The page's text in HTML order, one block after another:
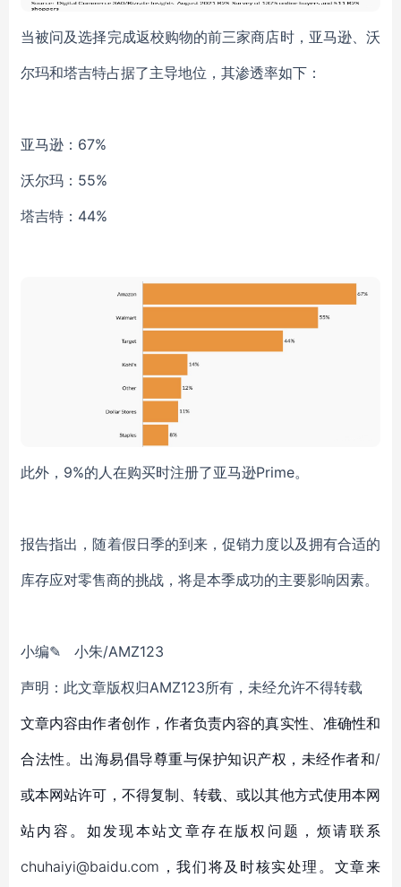
当被问及选择完成返校购物的前三家商店时，亚马逊、沃
尔玛和塔吉特占据了主导地位，其渗透率如下：
亚马逊：67%
沃尔玛：55%
塔吉特：44%
此外，9%的人在购买时注册了亚马逊Prime。
报告指出，随着假日季的到来，促销力度以及拥有合适的
库存应对零售商的挑战，将是本季成功的主要影响因素。
小编✎ 小朱/AMZ123
声明：此文章版权归AMZ123所有，未经允许不得转载
文章内容由作者创作，作者负责内容的真实性、准确性和
合法性。出海易倡导尊重与保护知识产权，未经作者和/
或本网站许可，不得复制、转载、或以其他方式使用本网
站内容。如发现本站文章存在版权问题，烦请联系
chuhaiyi@baidu.com，我们将及时核实处理。文章来